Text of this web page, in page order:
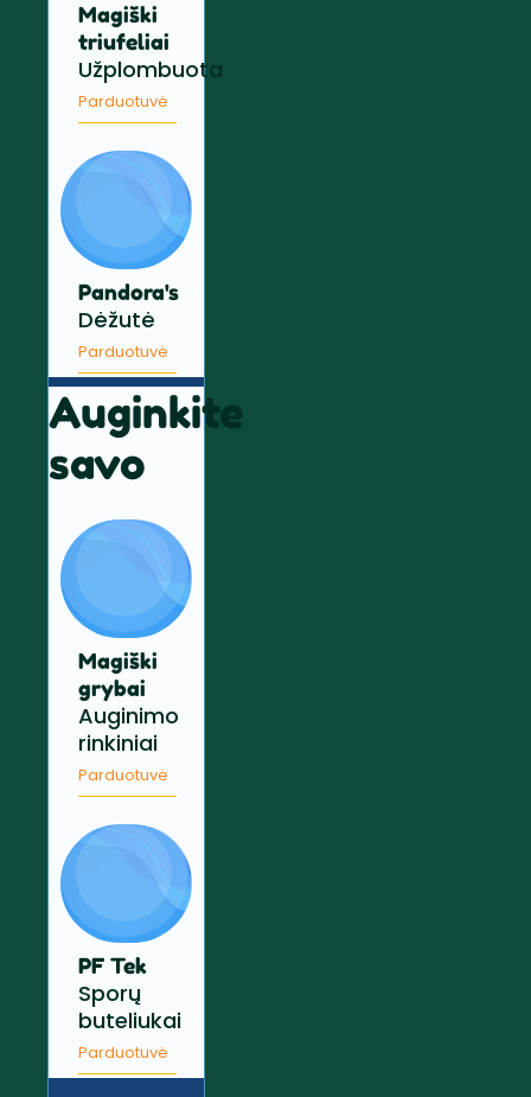
Magiški
triufeliai
Užplombuota
Parduotuvė
Pandora's
Dėžutė
Parduotuvė
Auginkite
savo
Magiški
grybai
Auginimo
rinkiniai
Parduotuvė
PF Tek
Sporų
buteliukai
Parduotuvė